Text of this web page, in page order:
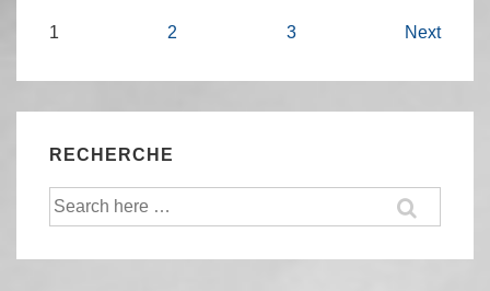
Navigation
articles
1 2 3 Next
RECHERCHE
Recherche